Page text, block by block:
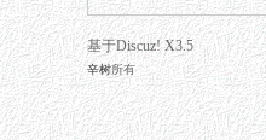
网
基于Discuz! X3.5
辛树所有